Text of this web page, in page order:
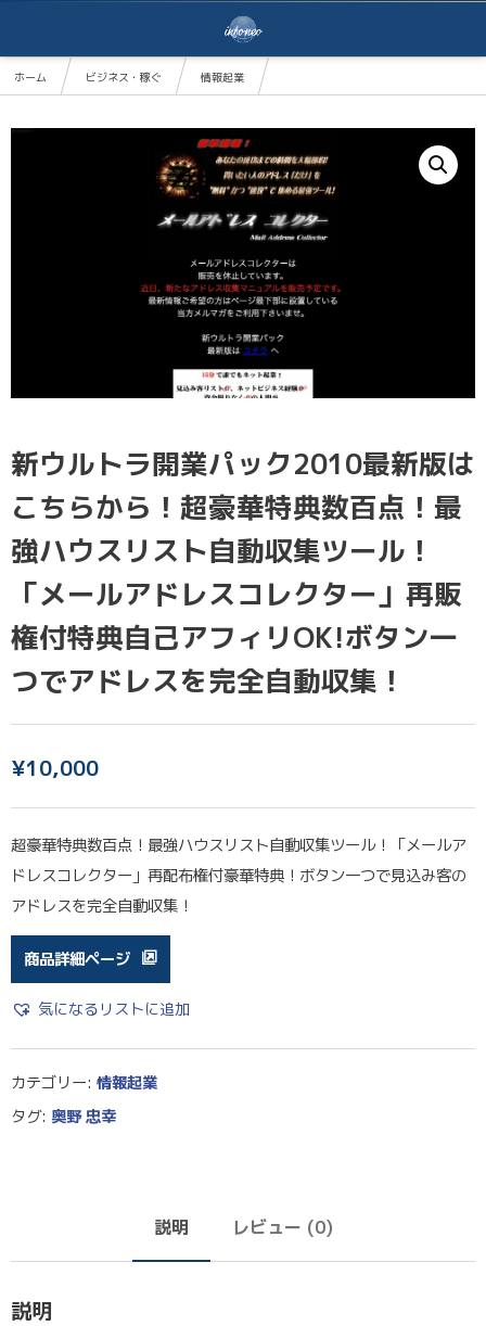
ホーム ビジネス・稼ぐ
情報起業
新ウルトラ開業パック2010最新版は
こちらから！超豪華特典数百点！最
強ハウスリスト自動収集ツール！
「メールアドレスコレクター」再販
権付特典自己アフィリOK!ボタン一
つでアドレスを完全自動収集！
¥10,000
超豪華特典数百点！最強ハウスリスト自動収集ツール！「メールア
ドレスコレクター」再配布権付豪華特典！ボタン一つで見込み客の
アドレスを完全自動収集！
商品詳細ページ
気になるリストに追加
カテゴリー: 情報起業
タグ: 奥野 忠幸
説明 レビュー (0)
説明